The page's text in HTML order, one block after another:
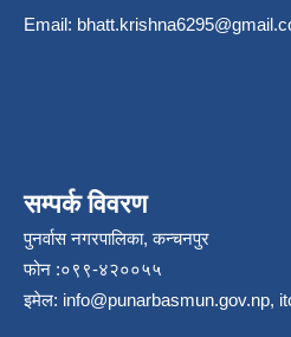
Email:
सम्पर्क विवरण
पुनर्वास नगरपालिका, कन्चनपुर
फोन :०९९-४२००५५
इमेल: info@punarbasmun.gov.np,